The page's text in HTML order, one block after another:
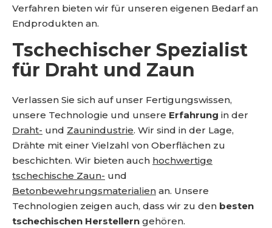
Verfahren bieten wir für unseren eigenen Bedarf an
Endprodukten an.
Tschechischer Spezialist
für Draht und Zaun
Verlassen Sie sich auf unser Fertigungswissen,
unsere Technologie und unsere Erfahrung in der
Draht- und Zaunindustrie. Wir sind in der Lage,
Drähte mit einer Vielzahl von Oberflächen zu
beschichten. Wir bieten auch hochwertige
tschechische Zaun- und
Betonbewehrungsmaterialien an. Unsere
Technologien zeigen auch, dass wir zu den besten
tschechischen Herstellern gehören.